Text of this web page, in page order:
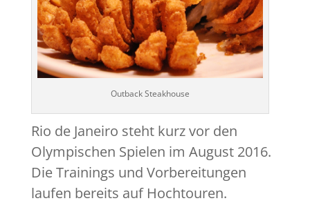
Outback Steakhouse
Rio de Janeiro steht kurz vor den
Olympischen Spielen im August 2016.
Die Trainings und Vorbereitungen
laufen bereits auf Hochtouren.